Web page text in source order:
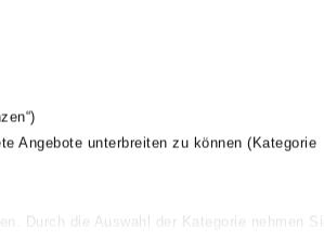
Angebote unterbreiten zu können (Kategorie
Durch die Auswahl der Kategorie nehmen Sie
Y